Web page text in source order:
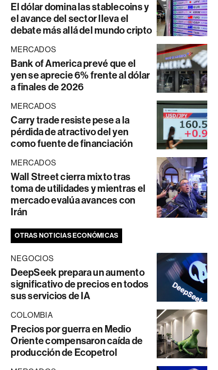
El dólar domina las stablecoins y
el avance del sector lleva el
debate más allá del mundo cripto
MERCADOS
Bank of America prevé que el
yen se aprecie 6% frente al dólar
a finales de 2026
MERCADOS
Carry trade resiste pese a la
pérdida de atractivo del yen
como fuente de financiación
MERCADOS
Wall Street cierra mixto tras
toma de utilidades y mientras el
mercado evalúa avances con
Irán
OTRAS NOTICIAS ECONÓMICAS
NEGOCIOS
DeepSeek prepara un aumento
significativo de precios en todos
sus servicios de IA
COLOMBIA
Precios por guerra en Medio
Oriente compensaron caída de
producción de Ecopetrol